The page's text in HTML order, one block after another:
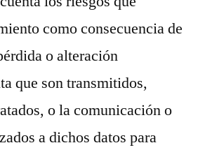
como consecuencia de
o alteración
que son transmitidos,
o la comunicación o
a dichos datos para